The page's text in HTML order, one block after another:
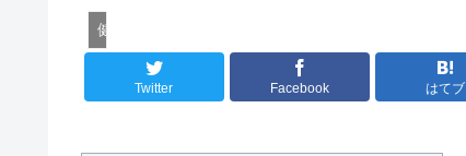
健康法
Twitter Facebook はてブ